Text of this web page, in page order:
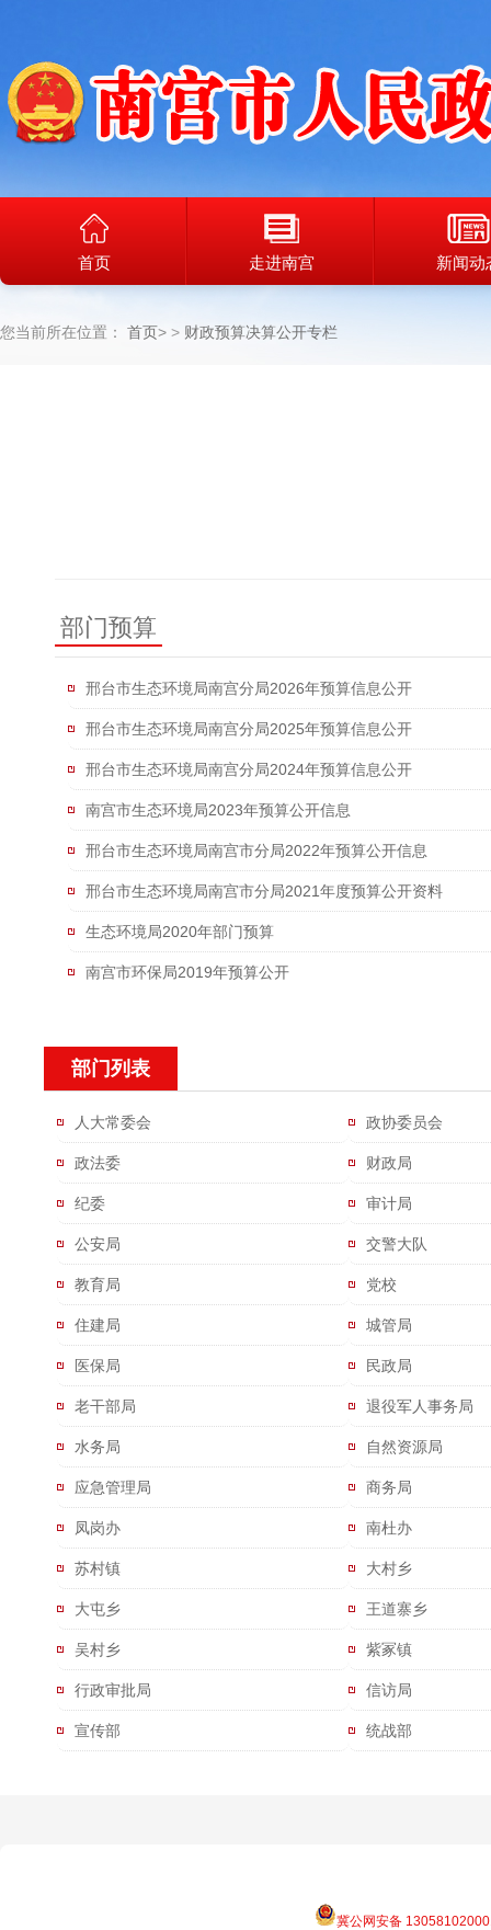
首页 走进南宫 新闻动
您当前所在位置： 首页> 财政预算决算公开专栏
部门预算
邢台市生态环境局南宫分局2026年预算信息公开
邢台市生态环境局南宫分局2025年预算信息公开
邢台市生态环境局南宫分局2024年预算信息公开
南宫市生态环境局2023年预算公开信息
邢台市生态环境局南宫市分局2022年预算公开信息
邢台市生态环境局南宫市分局2021年度预算公开资料
生态环境局2020年部门预算
南宫市环保局2019年预算公开
部门列表
人大常委会 政协委员会
政法委 财政局
纪委 审计局
公安局 交警大队
教育局 党校
住建局 城管局
医保局 民政局
老干部局 退役军人事务局
水务局 自然资源局
应急管理局 商务局
凤岗办 南杜办
苏村镇 大村乡
大屯乡 王道寨乡
吴村乡 紫冢镇
行政审批局 信访局
宣传部 统战部
冀公网安备